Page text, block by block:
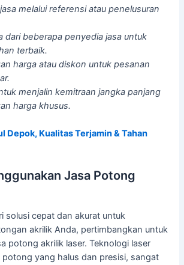
melalui referensi atau penelusuran
dari beberapa penyedia jasa untuk
terbaik.
harga atau diskon untuk pesanan
menjalin kemitraan jangka panjang
harga khusus.
Depok, Kualitas Terjamin & Tahan
Jasa Potong
solusi cepat dan akurat untuk
akrilik Anda, pertimbangkan untuk
potong akrilik laser. Teknologi laser
potong yang halus dan presisi, sangat